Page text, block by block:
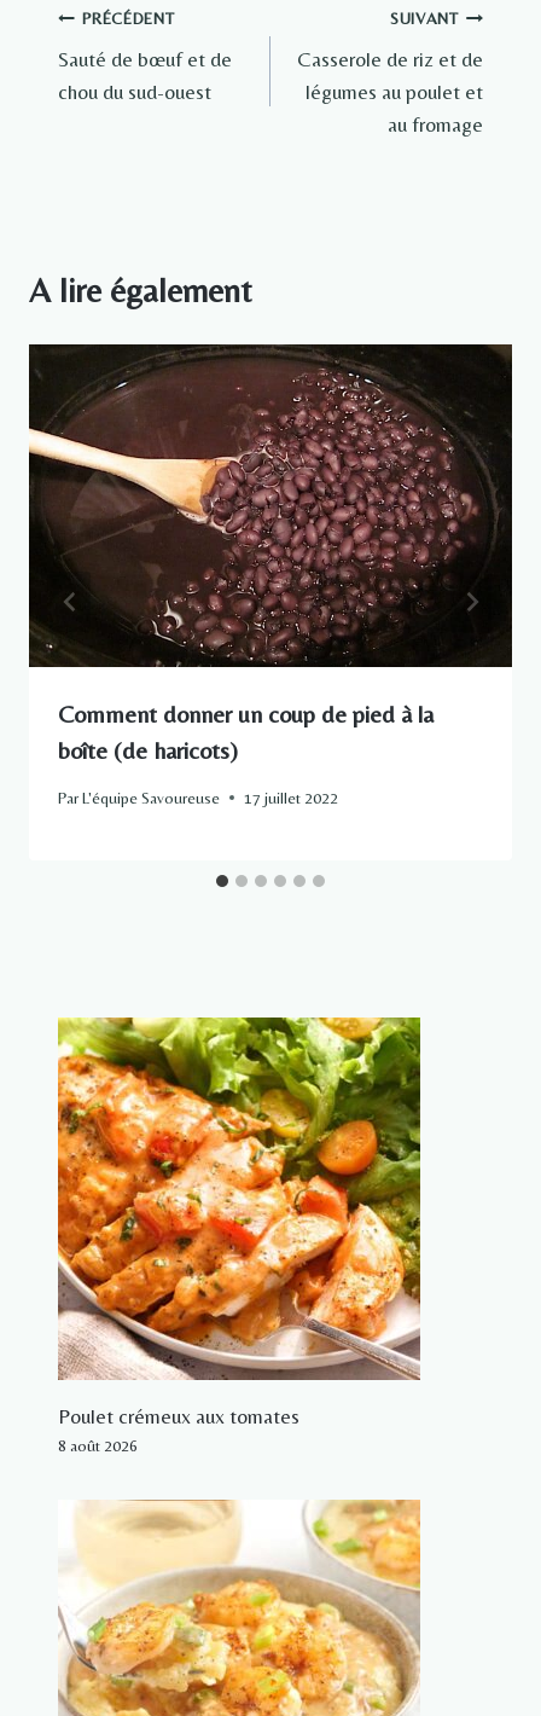
Navigation
de
PRÉCÉDENT
Sauté de bœuf et de
chou du sud-ouest
SUIVANT
Casserole de riz et de
légumes au poulet et
au fromage
A lire également
Comment donner un coup de pied à la
boîte (de haricots)
ParL'équipe Savoureuse 17 juillet 2022
Poulet crémeux aux tomates
8 août 2026